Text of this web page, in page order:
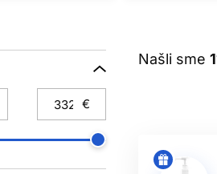
si zaslúžite. Vyberte si svoje nové
€
Našli sme